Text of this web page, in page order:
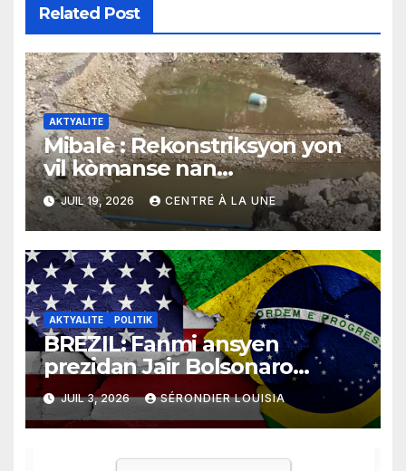
Related Post
AKTYALITE
Mibalè : Rekonstriksyon yon
vil kòmanse nan
rekonstriksyon lespri moun
yo
JUIL 19, 2026 CENTRE À LA UNE
AKTYALITE POLITIK
BREZIL: Fanmi ansyen
prezidan Jair Bolsonaro
mande gouvènman ameriken
an ogmante taks sou tout
pwodui Brezil ap vann Etazini
jiska fen ane 2026 la
JUIL 3, 2026 SÉRONDIER LOUISIA